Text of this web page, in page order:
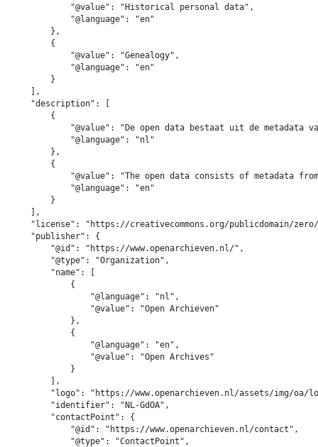
            "@value": "Historical personal data",
            "@language": "en"
        },
        {
            "@value": "Genealogy",
            "@language": "en"
        }
    ],
    "description": [
        {
"@value": "De open data bestaat uit de metadata
            "@language": "nl"
        },
        {
"@value": "The open data consists of metadata
            "@language": "en"
        }
    ],
"license": "https://creativecommons.org/publicdomain/
    "publisher": {
        "@id": "https://www.openarchieven.nl/",
        "@type": "Organization",
        "name": [
            {
                "@language": "nl",
                "@value": "Open Archieven"
            },
            {
                "@language": "en",
                "@value": "Open Archives"
            }
        ],
"logo": "https://www.openarchieven.nl/assets/img/oa/
        "identifier": "NL-GdOA",
        "contactPoint": {
            "@id": "https://www.openarchieven.nl/contact",
            "@type": "ContactPoint",